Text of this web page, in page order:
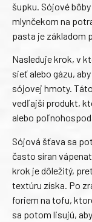
šupku. Sójové
mlynčekom na
pasta je základom
Nasleduje krok, v
sieť alebo gázu,
sójovej hmoty.
vedľajší produkt,
alebo
Sójová šťava sa
často síran
krok je dôležitý,
textúru získa. Po
foriem na tofu,
sa potom lisujú,